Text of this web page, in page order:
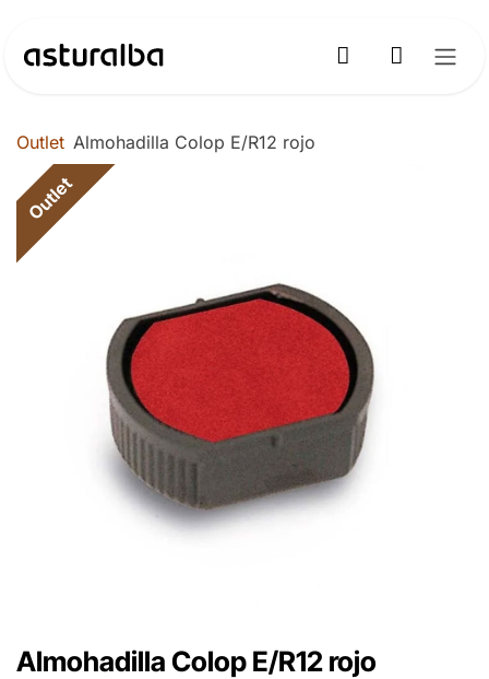
Outlet Almohadilla Colop E/R12 rojo
Outlet
Almohadilla Colop E/R12 rojo